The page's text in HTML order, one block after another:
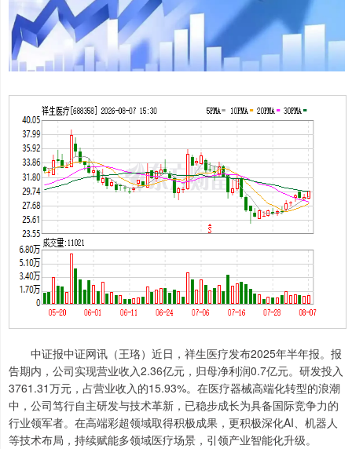
中证报中证网讯（王珞）近日，祥生医疗发布2025年半年报。报
告期内，公司实现营业收入2.36亿元，归母净利润0.7亿元。研发投入
3761.31万元，占营业收入的15.93%。在医疗器械高端化转型的浪潮
中，公司笃行自主研发与技术革新，已稳步成长为具备国际竞争力的
行业领军者。在高端彩超领域取得积极成果，更积极深化AI、机器人
等技术布局，持续赋能多领域医疗场景，引领产业智能化升级。